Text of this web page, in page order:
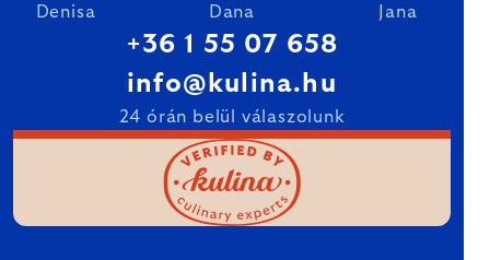
Denisa Dana Jana
+36 1 55 07 658
info@kulina.hu
24 órán belül válaszolunk